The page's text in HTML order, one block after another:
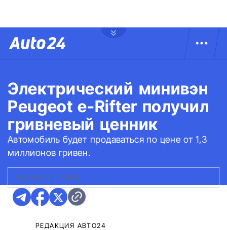
Электрический минивэн
Peugeot e-Rifter получил
гривневый ценник
Автомобиль будет продаваться по цене от 1,3
миллионов гривен.
PEUGEOT E-RIFTER
РЕДАКЦИЯ АВТО24